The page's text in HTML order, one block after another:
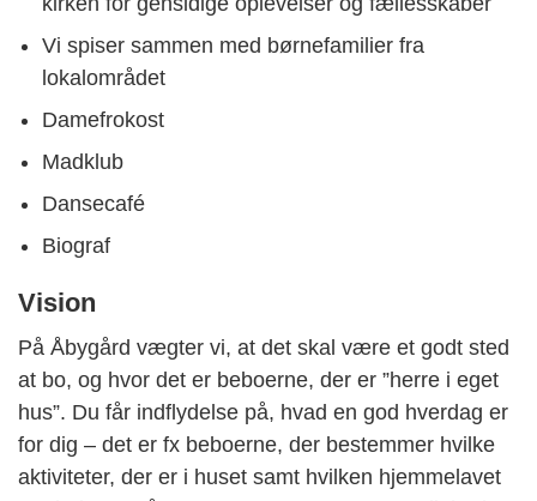
Vi spiser sammen med børnefamilier fra
lokalområdet
Damefrokost
Madklub
Dansecafé
Biograf
Vision
På Åbygård vægter vi, at det skal være et godt sted
at bo, og hvor det er beboerne, der er ”herre i eget
hus”. Du får indflydelse på, hvad en god hverdag er
for dig – det er fx beboerne, der bestemmer hvilke
aktiviteter, der er i huset samt hvilken hjemmelavet